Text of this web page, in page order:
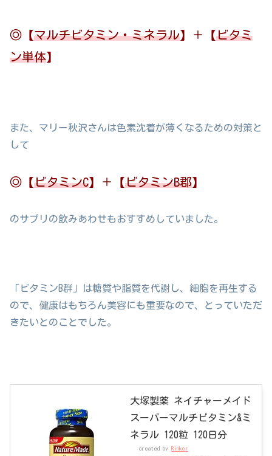
◎【マルチビタミン・ミネラル】＋【ビタミ
ン単体】
また、マリー秋沢さんは色素沈着が薄くなるための対策と
して
◎【ビタミンC】＋【ビタミンB郡】
のサプリの飲みあわせもおすすめしていました。
「ビタミンB群」は糖質や脂質を代謝し、細胞を再生する
ので、健康はもちろん美容にも重要なので、とっていただ
きたいとのことでした。
大塚製薬 ネイチャーメイド
スーパーマルチビタミン&ミ
ネラル 120粒 120日分
created by Rinker